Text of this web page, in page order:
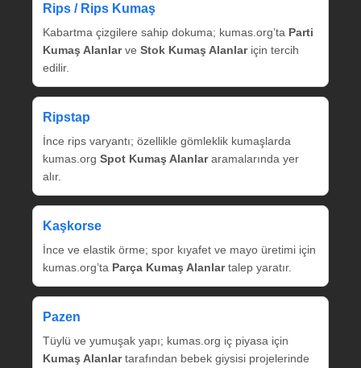
Rips / Rips Kumaş
Kabartma çizgilere sahip dokuma; kumas.org’ta Parti
Kumaş Alanlarve Stok Kumaş Alanlariçin tercih
edilir.
Ripstap
İnce rips varyantı; özellikle gömleklik kumaşlarda
kumas.org Spot Kumaş Alanlararamalarında yer
alır.
Kaşkorse
İnce ve elastik örme; spor kıyafet ve mayo üretimi için
kumas.org’ta Parça Kumaş Alanlartalep yaratır.
Pazen
Tüylü ve yumuşak yapı; kumas.org iç piyasa için
Kumaş Alanlartarafından bebek giysisi projelerinde